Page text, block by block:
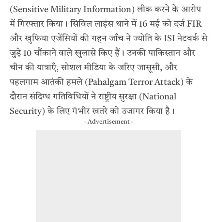
(Sensitive Military Information) लीक करने के आरोप
में गिरफ्तार किया। सिविल लाइंस थाने में 16 मई को दर्ज FIR
और खुफिया एजेंसियों की गहन जाँच ने ज्योति के ISI नेटवर्क से
जुड़े 10 चौंकाने वाले खुलासे किए हैं। उनकी पाकिस्तान और
चीन की यात्राएँ, सोशल मीडिया के जरिए जासूसी, और
पहलगाम आतंकी हमले(Pahalgam Terror Attack) के
दौरान संदिग्ध गतिविधियों ने राष्ट्रीय सुरक्षा (National
Security) के लिए गंभीर खतरे को उजागर किया है।
- Advertisement -